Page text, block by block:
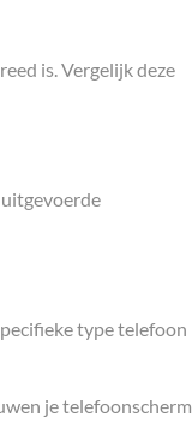
is. Vergelijk deze
type telefoon
je telefoonscherm